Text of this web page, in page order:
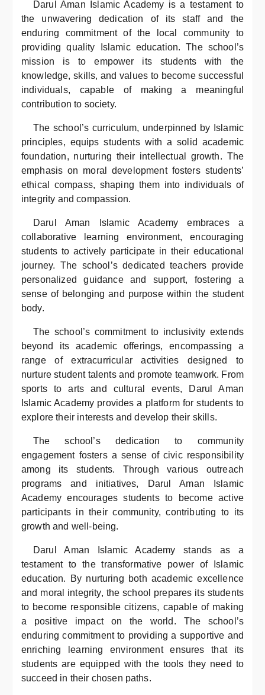
Darul Aman Islamic Academy is a testament to
the unwavering dedication of its staff and the
enduring commitment of the local community to
providing quality Islamic education. The school’s
mission is to empower its students with the
knowledge, skills, and values to become successful
individuals, capable of making a meaningful
contribution to society.
The school’s curriculum, underpinned by Islamic
principles, equips students with a solid academic
foundation, nurturing their intellectual growth. The
emphasis on moral development fosters students’
ethical compass, shaping them into individuals of
integrity and compassion.
Darul Aman Islamic Academy embraces a
collaborative learning environment, encouraging
students to actively participate in their educational
journey. The school’s dedicated teachers provide
personalized guidance and support, fostering a
sense of belonging and purpose within the student
body.
The school’s commitment to inclusivity extends
beyond its academic offerings, encompassing a
range of extracurricular activities designed to
nurture student talents and promote teamwork. From
sports to arts and cultural events, Darul Aman
Islamic Academy provides a platform for students to
explore their interests and develop their skills.
The school’s dedication to community
engagement fosters a sense of civic responsibility
among its students. Through various outreach
programs and initiatives, Darul Aman Islamic
Academy encourages students to become active
participants in their community, contributing to its
growth and well-being.
Darul Aman Islamic Academy stands as a
testament to the transformative power of Islamic
education. By nurturing both academic excellence
and moral integrity, the school prepares its students
to become responsible citizens, capable of making
a positive impact on the world. The school’s
enduring commitment to providing a supportive and
enriching learning environment ensures that its
students are equipped with the tools they need to
succeed in their chosen paths.